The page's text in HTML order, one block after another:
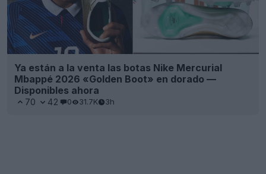
Ya están a la venta las botas Nike Mercurial
Mbappé 2026 «Golden Boot» en dorado —
Disponibles ahora
70 42 0 31.7K 3h